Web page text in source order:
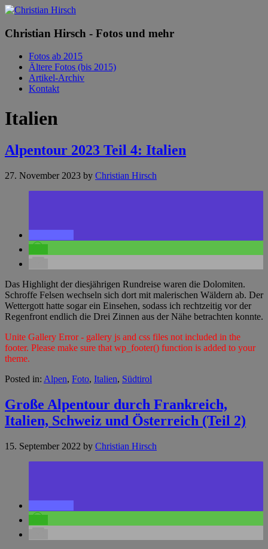
Christian Hirsch - Fotos und mehr
Fotos ab 2015
Ältere Fotos (bis 2015)
Artikel-Archiv
Kontakt
Italien
Alpentour 2023 Teil 4: Italien
27. November 2023 by Christian Hirsch
Das Highlight der diesjährigen Rundreise waren die Dolomiten.
Schroffe Felsen wechseln sich dort mit malerischen Wäldern ab. Der
Wettergott hatte sogar ein Einsehen, sodass ich rechtzeitig vor der
Regenfront endlich die Drei Zinnen aus der Nähe betrachten konnte.
Unite Gallery Error - gallery js and css files not included in the
footer. Please make sure that wp_footer() function is added to your
theme.
Posted in: Alpen, Foto, Italien, Südtirol
Große Alpentour durch Frankreich,
Italien, Schweiz und Österreich (Teil 2)
15. September 2022 by Christian Hirsch